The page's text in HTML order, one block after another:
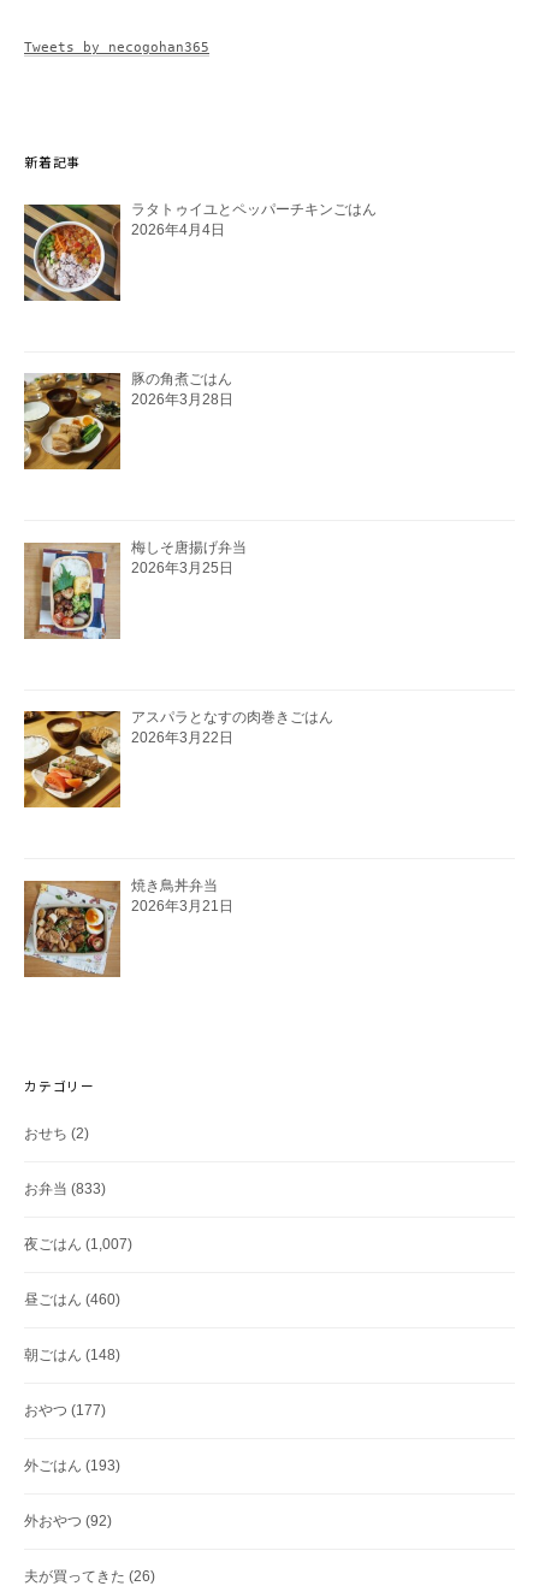
Tweets by necogohan365
新着記事
ラタトゥイユとペッパーチキンごはん
2026年4月4日
豚の角煮ごはん
2026年3月28日
梅しそ唐揚げ弁当
2026年3月25日
アスパラとなすの肉巻きごはん
2026年3月22日
焼き鳥丼弁当
2026年3月21日
カテゴリー
おせち (2)
お弁当 (833)
夜ごはん (1,007)
昼ごはん (460)
朝ごはん (148)
おやつ (177)
外ごはん (193)
外おやつ (92)
夫が買ってきた (26)